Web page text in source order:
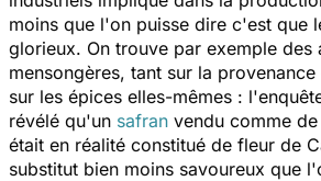
moins que l'on puisse dire c'est que
glorieux. On trouve par exemple des
mensongères, tant sur la
sur les épices elles-mêmes :
révélé qu'un safran vendu comme
était en réalité constitué de fleur de
substitut bien moins savoureux que